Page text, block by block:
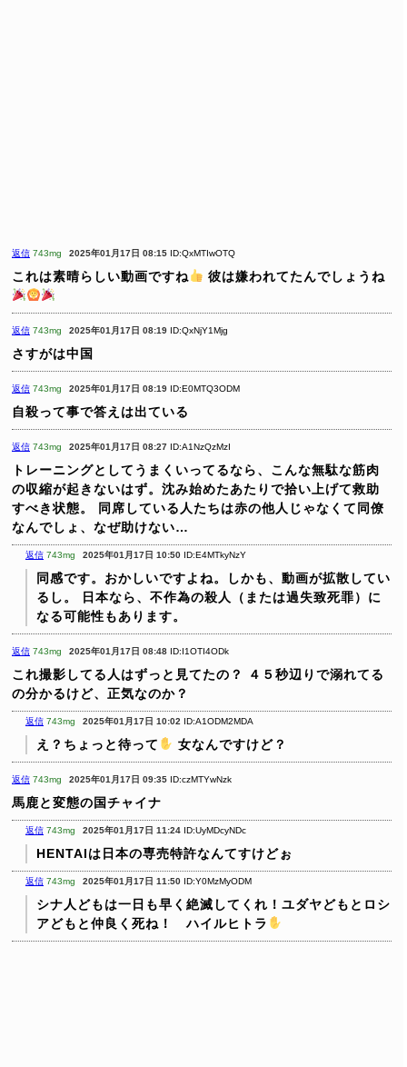
返信 743mg 2025年01月17日 08:15 ID:QxMTIwOTQ
これは素晴らしい動画ですね 彼は嫌われてたんでしょうね
返信 743mg 2025年01月17日 08:19 ID:QxNjY1Mjg
さすがは中国
返信 743mg 2025年01月17日 08:19 ID:E0MTQ3ODM
自殺って事で答えは出ている
返信 743mg 2025年01月17日 08:27 ID:A1NzQzMzI
トレーニングとしてうまくいってるなら、こんな無駄な筋肉
の収縮が起きないはず。沈み始めたあたりで拾い上げて救助
すべき状態。
同席している人たちは赤の他人じゃなくて同僚
なんでしょ、なぜ助けない…
返信 743mg 2025年01月17日 10:50 ID:E4MTkyNzY
同感です。おかしいですよね。しかも、動画が拡散してい
るし。
日本なら、不作為の殺人（または過失致死罪）に
なる可能性もあります。
返信 743mg 2025年01月17日 08:48 ID:I1OTI4ODk
これ撮影してる人はずっと見てたの？
４５秒辺りで溺れてる
の分かるけど、正気なのか？
返信 743mg 2025年01月17日 10:02 ID:A1ODM2MDA
え？ちょっと待って 女なんですけど？
返信 743mg 2025年01月17日 09:35 ID:czMTYwNzk
馬鹿と変態の国チャイナ
返信 743mg 2025年01月17日 11:24 ID:UyMDcyNDc
HENTAIは日本の専売特許なんてすけどぉ
返信 743mg 2025年01月17日 11:50 ID:Y0MzMyODM
シナ人どもは一日も早く絶滅してくれ！ユダヤどもとロシ
アどもと仲良く死ね！ ハイルヒトラ